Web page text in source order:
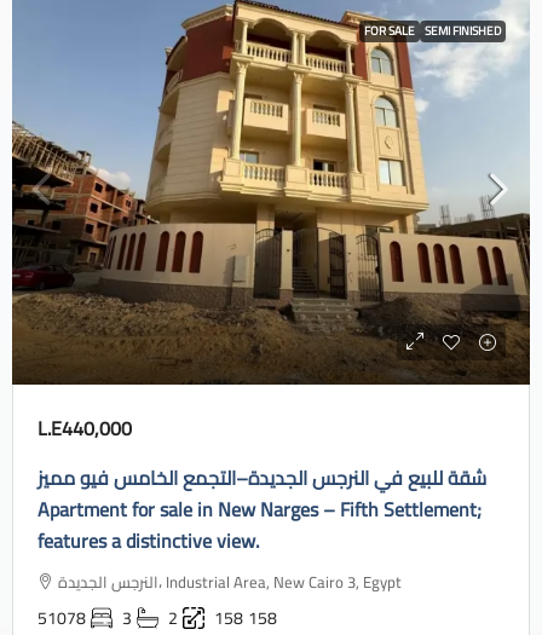
FOR SALE SEMI FINISHED
L.E440,000
شقة للبيع في النرجس الجديدة–التجمع الخامس فيو مميز
Apartment for sale in New Narges – Fifth Settlement;
features a distinctive view.
النرجس الجديدة، Industrial Area, New Cairo 3, Egypt
51078 3 2 158158